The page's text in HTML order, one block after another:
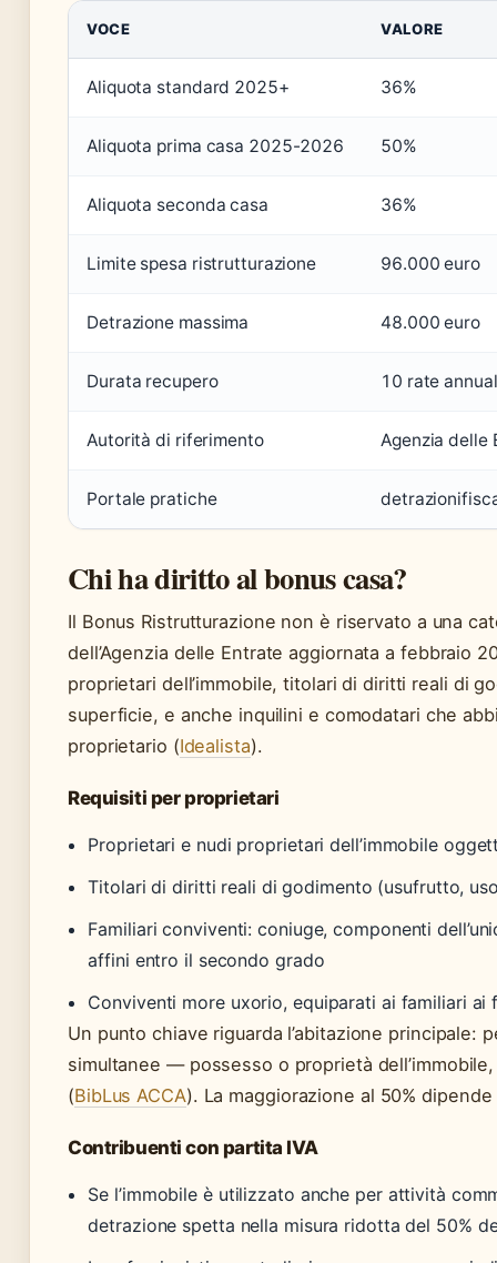
VOCE VALORE
Aliquota standard 2025+ 36%
Aliquota prima casa 2025-2026 50%
Aliquota seconda casa 36%
Limite spesa ristrutturazione 96.000 euro
Detrazione massima 48.000 euro
Durata recupero 10 rate
Autorità di riferimento Agenzia delle
Portale pratiche
Chi ha diritto al bonus casa?
Il Bonus Ristrutturazione non è riservato a una
dell’Agenzia delle Entrate aggiornata a febbraio
proprietari dell’immobile, titolari di diritti reali di
superficie, e anche inquilini e comodatari che
proprietario (Idealista).
Requisiti per proprietari
Proprietari e nudi proprietari dell’immobile
Titolari di diritti reali di godimento (usufrutto,
Familiari conviventi: coniuge, componenti
affini entro il secondo grado
Conviventi more uxorio, equiparati ai familiari ai
Un punto chiave riguarda l’abitazione
simultanee — possesso o proprietà
(BibLus ACCA). La maggiorazione al 50%
Contribuenti con partita IVA
Se l’immobile è utilizzato anche per attività
detrazione spetta nella misura ridotta del 50%